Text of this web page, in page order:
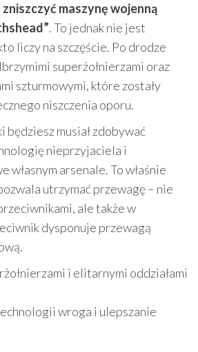
zniszczyć maszynę wojenną
. To jednak nie jest
liczy na szczęście. Po drodze
superżołnierzami oraz
szturmowymi, które zostały
niszczenia oporu.
musiał zdobywać
nieprzyjaciela i
własnym arsenale. To właśnie
utrzymać przewagę – nie
ale także w
dysponuje przewagą
i elitarnymi oddziałami
wroga i ulepszanie